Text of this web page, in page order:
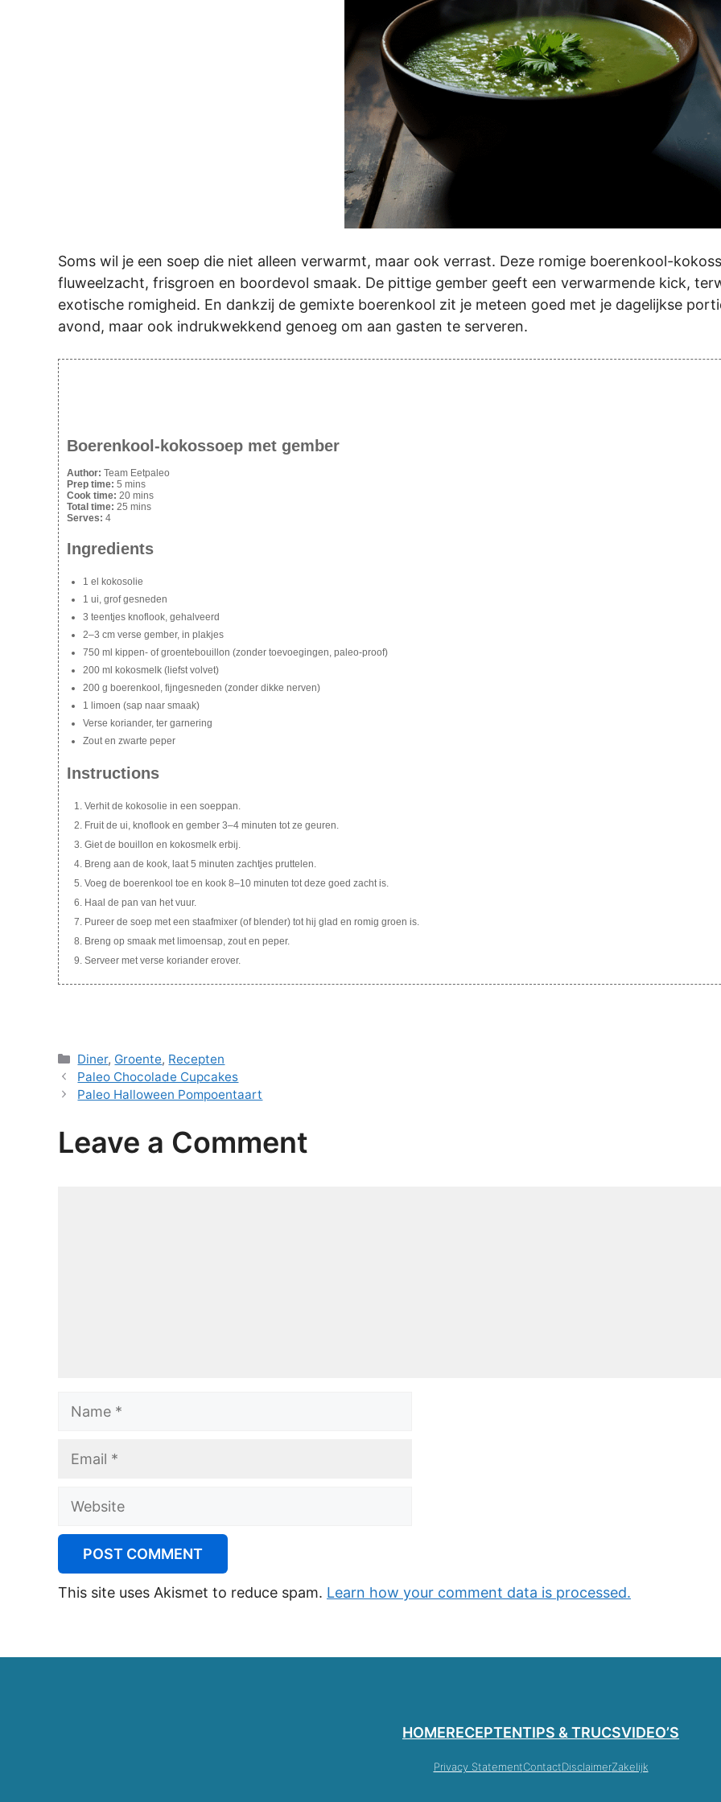
Soms wil je een soep die niet alleen verwarmt, maar ook verrast. Deze romige boerenkool-
fluweelzacht, frisgroen en boordevol smaak. De pittige gember geeft een verwarmende kick,
exotische romigheid. En dankzij de gemixte boerenkool zit je meteen goed met je dagelijkse
avond, maar ook indrukwekkend genoeg om aan gasten te serveren.
Boerenkool-kokossoep met gember
Author: Team Eetpaleo
Prep time: 5 mins
Cook time: 20 mins
Total time: 25 mins
Serves: 4
Ingredients
1 el kokosolie
1 ui, grof gesneden
3 teentjes knoflook, gehalveerd
2–3 cm verse gember, in plakjes
750 ml kippen- of groentebouillon (zonder toevoegingen, paleo-proof)
200 ml kokosmelk (liefst volvet)
200 g boerenkool, fijngesneden (zonder dikke nerven)
1 limoen (sap naar smaak)
Verse koriander, ter garnering
Zout en zwarte peper
Instructions
Verhit de kokosolie in een soeppan.
Fruit de ui, knoflook en gember 3–4 minuten tot ze geuren.
Giet de bouillon en kokosmelk erbij.
Breng aan de kook, laat 5 minuten zachtjes pruttelen.
Voeg de boerenkool toe en kook 8–10 minuten tot deze goed zacht is.
Haal de pan van het vuur.
Pureer de soep met een staafmixer (of blender) tot hij glad en romig groen is.
Breng op smaak met limoensap, zout en peper.
Serveer met verse koriander erover.
Categories
Diner, Groente, Recepten
Paleo Chocolade Cupcakes
Paleo Halloween Pompoentaart
Leave a Comment
Website
This site uses Akismet to reduce spam. Learn how your comment data is processed.
HOMERECEPTENTIPS & TRUCSVIDEO’S
Privacy StatementContactDisclaimerZakelijk